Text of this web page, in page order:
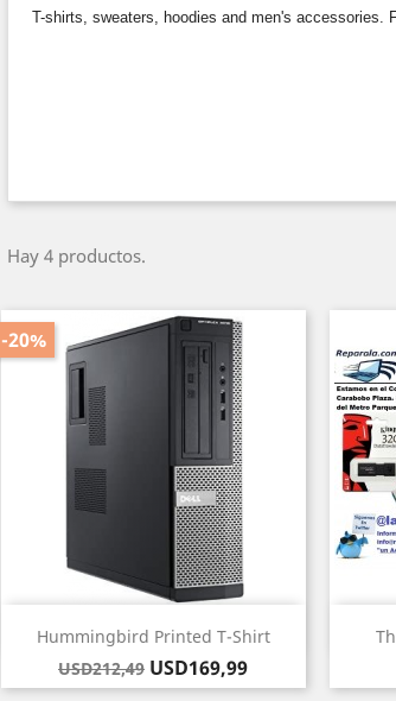
T-shirts, sweaters, hoodies and men's
Hay 4 productos.
Hummingbird Printed T-Shirt
Precio
base
USD212,49
-20%
Precio
USD169,99
Vista rápida